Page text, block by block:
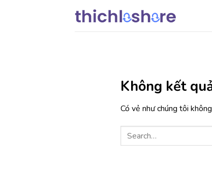
Không kết
Có vẻ như chúng tôi